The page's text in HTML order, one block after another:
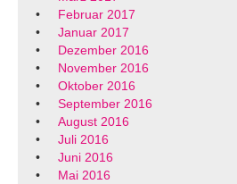
Februar 2017
Januar 2017
Dezember 2016
November 2016
Oktober 2016
September 2016
August 2016
Juli 2016
Juni 2016
Mai 2016